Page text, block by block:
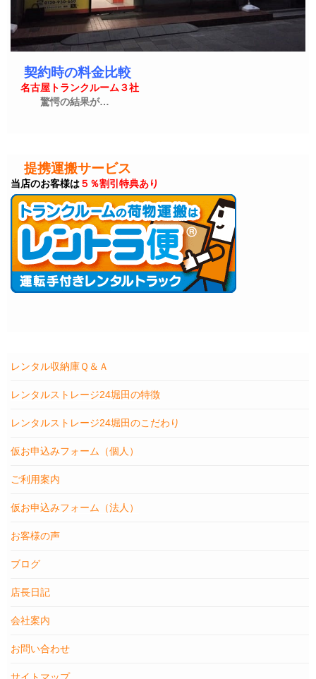
契約時の料金比較
名古屋トランクルーム３社
驚愕の結果が…
提携運搬サービス
当店のお客様は５％割引特典あり
レンタル収納庫Ｑ＆Ａ
レンタルストレージ24堀田の特徴
レンタルストレージ24堀田のこだわり
仮お申込みフォーム（個人）
ご利用案内
仮お申込みフォーム（法人）
お客様の声
ブログ
店長日記
会社案内
お問い合わせ
サイトマップ